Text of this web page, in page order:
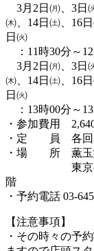
3月2日㈪、3日
㈭、14日㈯、16
日㈫
：11時30分～12
3月2日㈪、3日
㈭、14日㈯、16
日㈫
：13時00分～13
・参加費用
・定 員 各回
・場 所 薫玉
東京都港区
階
・予約電話 03-
【注意事項】
・その時々の予